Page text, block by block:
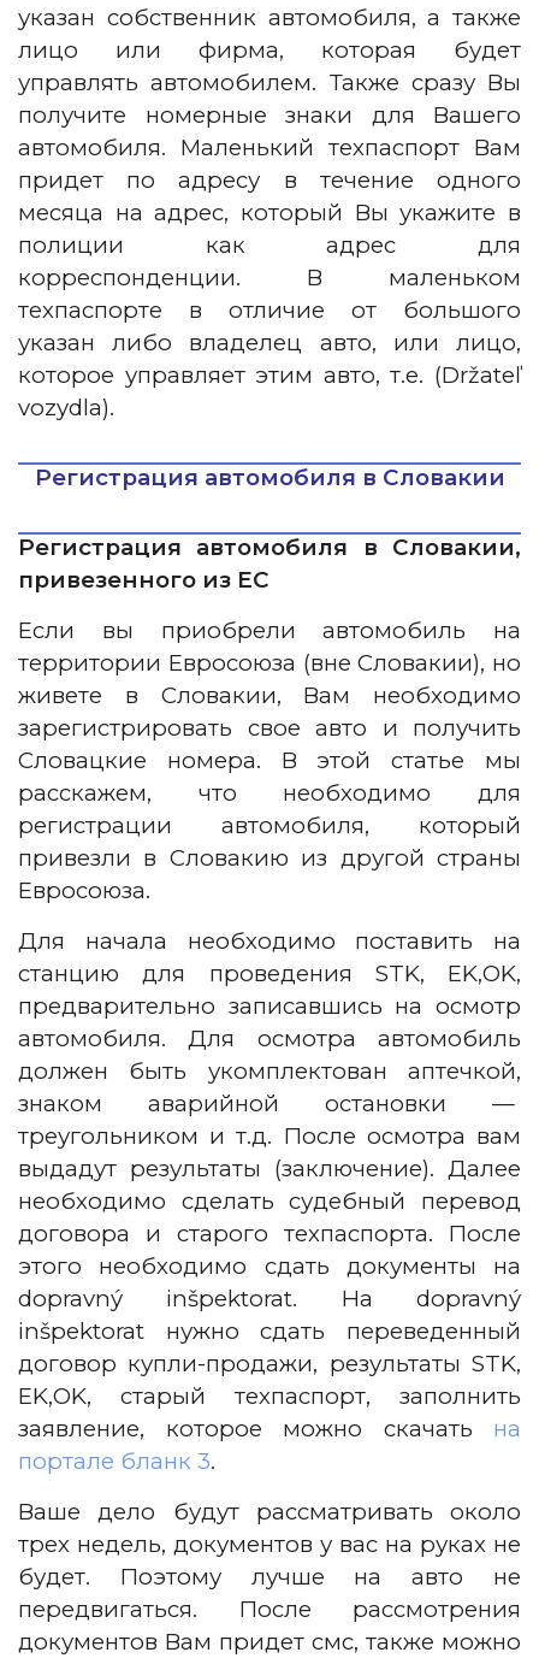
указан собственник автомобиля, а также
лицо или фирма, которая будет
управлять автомобилем. Также сразу Вы
получите номерные знаки для Вашего
автомобиля. Маленький техпаспорт Вам
придет по адресу в течение одного
месяца на адрес, который Вы укажите в
полиции как адрес для
корреспонденции. В маленьком
техпаспорте в отличие от большого
указан либо владелец авто, или лицо,
которое управляет этим авто, т.е. (Držateľ
vozydla).
Регистрация автомобиля в Словакии
Регистрация автомобиля в Словакии,
привезенного из ЕС
Если вы приобрели автомобиль на
территории Евросоюза (вне Словакии), но
живете в Словакии, Вам необходимо
зарегистрировать свое авто и получить
Словацкие номера. В этой статье мы
расскажем, что необходимо для
регистрации автомобиля, который
привезли в Словакию из другой страны
Евросоюза.
Для начала необходимо поставить на
станцию для проведения STK, EK,OK,
предварительно записавшись на осмотр
автомобиля. Для осмотра автомобиль
должен быть укомплектован аптечкой,
знаком аварийной остановки —
треугольником и т.д. После осмотра вам
выдадут результаты (заключение). Далее
необходимо сделать судебный перевод
договора и старого техпаспорта. После
этого необходимо сдать документы на
dopravný inšpektorat. На dopravný
inšpektorat нужно сдать переведенный
договор купли-продажи, результаты STK,
EK,OK, старый техпаспорт, заполнить
заявление, которое можно скачать на
портале бланк 3.
Ваше дело будут рассматривать около
трех недель, документов у вас на руках не
будет. Поэтому лучше на авто не
передвигаться. После рассмотрения
документов Вам придет смс, также можно